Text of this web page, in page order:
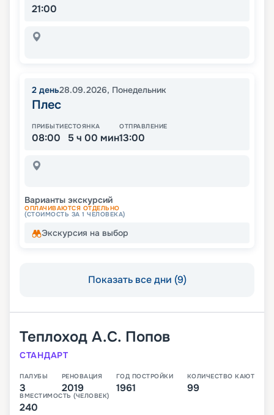
21:00
2 день28.09.2026, Понедельник
Плес
ПРИБЫТИЕ
08:00
СТОЯНКА
5 ч 00 мин
ОТПРАВЛЕНИЕ
13:00
Варианты экскурсий
ОПЛАЧИВАЮТСЯ ОТДЕЛЬНО
(СТОИМОСТЬ ЗА 1 ЧЕЛОВЕКА)
Экскурсия на выбор
Показать все дни (9)
Теплоход А.С. Попов
СТАНДАРТ
ПАЛУБЫ
3
РЕНОВАЦИЯ
2019
ГОД ПОСТРОЙКИ
1961
КОЛИЧЕСТВО КАЮТ
99
ВМЕСТИМОСТЬ (ЧЕЛОВЕК)
240